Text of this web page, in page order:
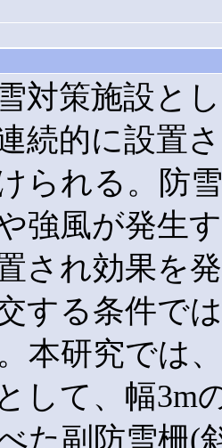
対策施設と
続的に設置
られる。防
強風が発生
され効果を
する条件で
本研究では
して、幅3m
た副防雪柵(